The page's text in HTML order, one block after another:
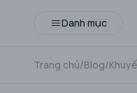
Danh mục
Trang chủ/Blog/